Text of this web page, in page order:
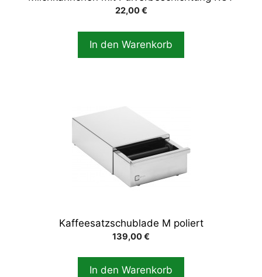
22,00€
In den Warenkorb
Kaffeesatzschublade M poliert
139,00€
In den Warenkorb